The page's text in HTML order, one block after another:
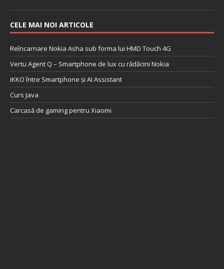
CELE MAI NOI ARTICOLE
Reîncarnare Nokia Asha sub forma lui HMD Touch 4G
Vertu Agent Q – Smartphone de lux cu rădăcini Nokia
iKKO între Smartphone și AI Assistant
Curs Java
Carcasă de gaming pentru Xiaomi